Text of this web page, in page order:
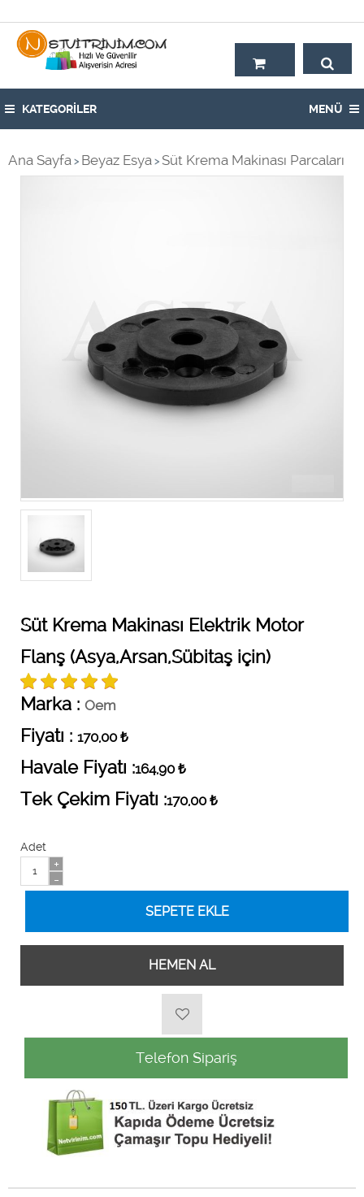
KATEGORİLER MENÜ
Ana Sayfa > Beyaz Esya > Süt Krema Makinası Parcaları
Süt Krema Makinası Elektrik Motor
Flanş (Asya,Arsan,Sübitaş için)
Marka : Oem
Fiyatı : 170,00₺
Havale Fiyatı :164,90₺
Tek Çekim Fiyatı :170,00₺
Adet
+
-
HEMEN AL
Telefon Sipariş